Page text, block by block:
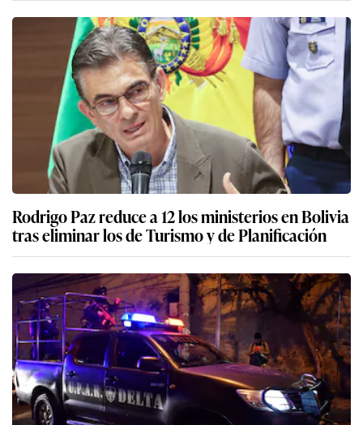
Rodrigo Paz reduce a 12 los ministerios en Bolivia
tras eliminar los de Turismo y de Planificación